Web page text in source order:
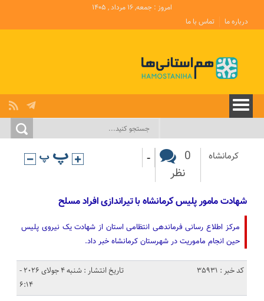
امروز : جمعه, ۱۶ مرداد , ۱۴۰۵
درباره ما
تماس با ما
کرمانشاه
0
نظر
-
شهادت مامور پلیس کرمانشاه با تیراندازی افراد مسلح
مرکز اطلاع رسانی فرماندهی انتظامی استان از شهادت یک نیروی پلیس
حین انجام ماموریت در شهرستان کرمانشاه خبر داد.
کد خبر : 35931
تاریخ انتشار : شنبه 4 جولای 2026 -
6:14